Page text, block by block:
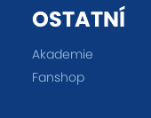
OSTATNÍ
Akademie
Fanshop